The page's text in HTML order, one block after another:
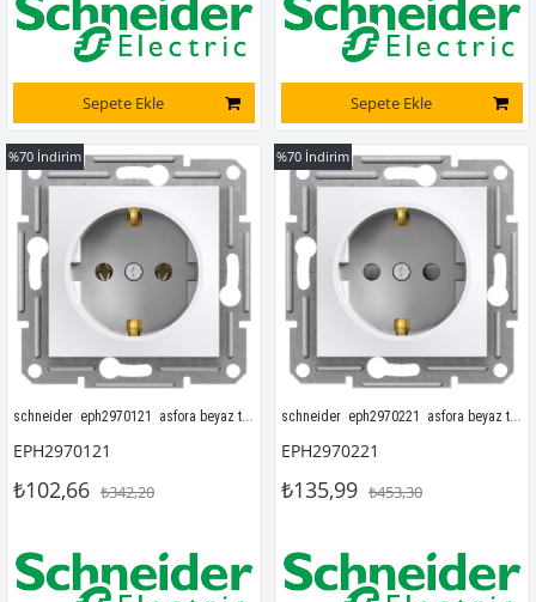
Sepete Ekle Sepete Ekle
schneider  eph2970121  asfora beyaz topraklı priz çerçevesiz
EPH2970121
₺102,66 ₺342,20
%70 İndirim
schneider  eph2970221  asfora beyaz topraklı priz (çocuk korumalı)  çerçevesiz
EPH2970221
₺135,99 ₺453,30
%70 İndirim